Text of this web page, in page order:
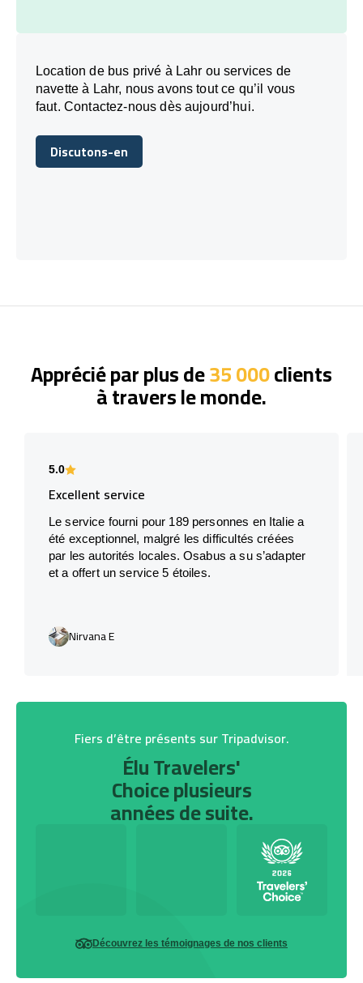
Location de bus privé à Lahr ou services de
navette à Lahr, nous avons tout ce qu’il vous
faut. Contactez-nous dès aujourd’hui.
Discutons-en
Discutons-en
Apprécié par plus de35 000clients
à travers le monde.
5.0
Excellent service
Le service fourni pour 189 personnes en Italie a
été exceptionnel, malgré les difficultés créées
par les autorités locales. Osabus a su s’adapter
et a offert un service 5 étoiles.
Nirvana E
Fiers d’être présents sur Tripadvisor.
Élu Travelers'
Choice plusieurs
années de suite.
Découvrez les témoignages de nos clients